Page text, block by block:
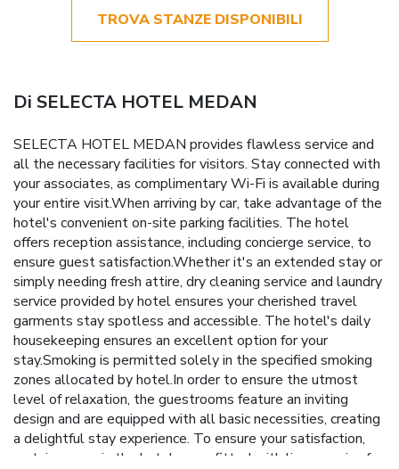
TROVA STANZE DISPONIBILI
Di SELECTA HOTEL MEDAN
SELECTA HOTEL MEDAN provides flawless service and
all the necessary facilities for visitors. Stay connected with
your associates, as complimentary Wi-Fi is available during
your entire visit.When arriving by car, take advantage of the
hotel's convenient on-site parking facilities. The hotel
offers reception assistance, including concierge service, to
ensure guest satisfaction.Whether it's an extended stay or
simply needing fresh attire, dry cleaning service and laundry
service provided by hotel ensures your cherished travel
garments stay spotless and accessible. The hotel's daily
housekeeping ensures an excellent option for your
stay.Smoking is permitted solely in the specified smoking
zones allocated by hotel.In order to ensure the utmost
level of relaxation, the guestrooms feature an inviting
design and are equipped with all basic necessities, creating
a delightful stay experience. To ensure your satisfaction,
certain rooms in the hotel come fitted with linen service for